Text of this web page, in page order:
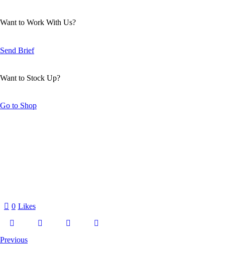
Want to Work With Us?
Send Brief
Want to Stock Up?
Go to Shop
0 Likes
Previous